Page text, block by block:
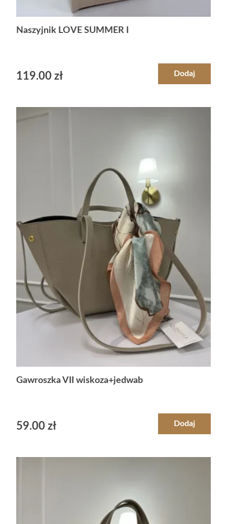
Naszyjnik LOVE SUMMER I
119.00 zł Dodaj
Gawroszka VII wiskoza+jedwab
59.00 zł Dodaj